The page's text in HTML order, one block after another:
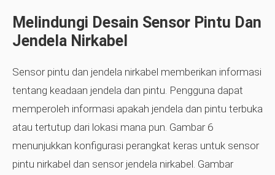
Melindungi Desain Sensor Pintu Dan
Jendela Nirkabel
Sensor pintu dan jendela nirkabel memberikan informasi
tentang keadaan jendela dan pintu. Pengguna dapat
memperoleh informasi apakah jendela dan pintu terbuka
atau tertutup dari lokasi mana pun. Gambar 6
menunjukkan konfigurasi perangkat keras untuk sensor
pintu nirkabel dan sensor jendela nirkabel. Gambar